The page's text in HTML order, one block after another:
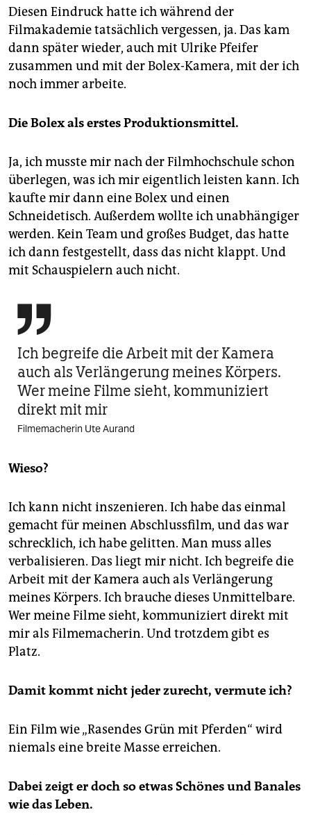
Diesen Eindruck hatte ich während der
Filmakademie tatsächlich vergessen, ja. Das kam
dann später wieder, auch mit Ulrike Pfeifer
zusammen und mit der Bolex-Kamera, mit der ich
noch immer arbeite.
Die Bolex als erstes Produktionsmittel.
Ja, ich musste mir nach der Filmhochschule schon
überlegen, was ich mir eigentlich leisten kann. Ich
kaufte mir dann eine Bolex und einen
Schneidetisch. Außerdem wollte ich unabhängiger
werden. Kein Team und großes Budget, das hatte
ich dann festgestellt, dass das nicht klappt. Und
mit Schauspielern auch nicht.

Ich begreife die Arbeit mit der Kamera
auch als Verlängerung meines Körpers.
Wer meine Filme sieht, kommuniziert
direkt mit mir
Filmemacherin Ute Aurand
Wieso?
Ich kann nicht inszenieren. Ich habe das einmal
gemacht für meinen Abschlussfilm, und das war
schrecklich, ich habe gelitten. Man muss alles
verbalisieren. Das liegt mir nicht. Ich begreife die
Arbeit mit der Kamera auch als Verlängerung
meines Körpers. Ich brauche dieses Unmittelbare.
Wer meine Filme sieht, kommuniziert direkt mit
mir als Filmemacherin. Und trotzdem gibt es
Platz.
Damit kommt nicht jeder zurecht, vermute ich?
Ein Film wie „Rasendes Grün mit Pferden“ wird
niemals eine breite Masse erreichen.
Dabei zeigt er doch so etwas Schönes und Banales
wie das Leben.